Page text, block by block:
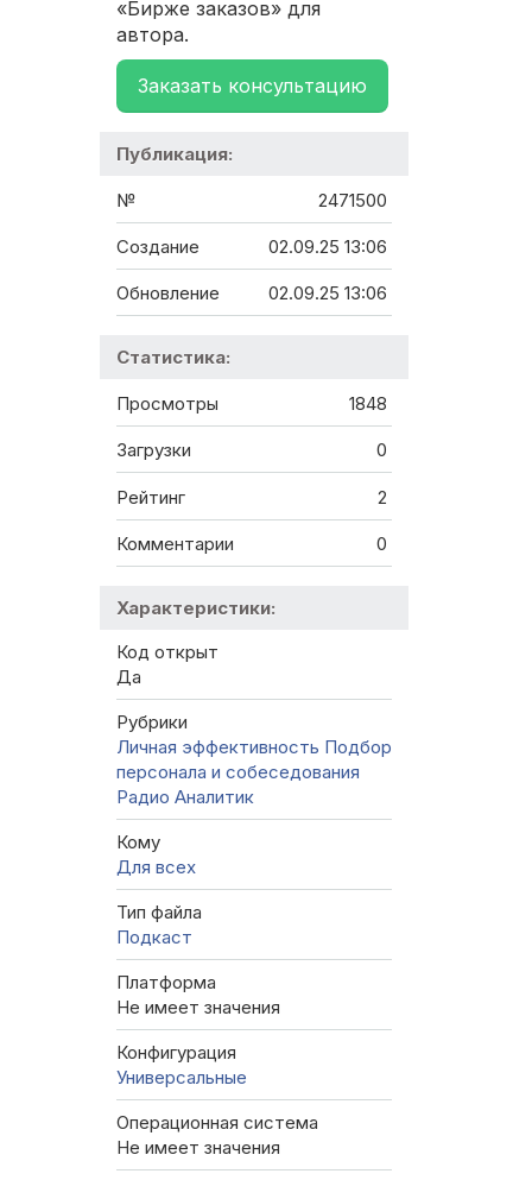
«Бирже заказов» для
автора.
Заказать консультацию
Публикация:
№ 2471500
Создание 02.09.25 13:06
Обновление 02.09.25 13:06
Статистика:
Просмотры 1848
Загрузки 0
Рейтинг 2
Комментарии 0
Характеристики:
Код открыт
Да
Рубрики
Личная эффективность Подбор
персонала и собеседования
Радио Аналитик
Кому
Для всех
Тип файла
Подкаст
Платформа
Не имеет значения
Конфигурация
Универсальные
Операционная система
Не имеет значения